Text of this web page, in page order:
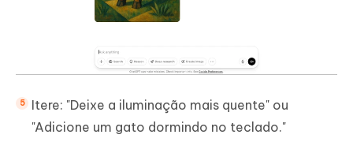
Itere: "Deixe a iluminação mais quente" ou
"Adicione um gato dormindo no teclado."